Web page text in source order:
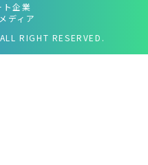
ト企業
ディア
RIGHT RESERVED.